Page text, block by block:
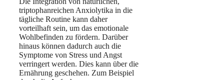
triptophanreichen Anxiolytika in die
tägliche Routine kann daher
vorteilhaft sein, um das emotionale
Wohlbefinden zu fördern. Darüber
hinaus können dadurch auch die
Symptome von Stress und Angst
verringert werden. Dies kann über die
Ernährung geschehen. Zum Beispiel